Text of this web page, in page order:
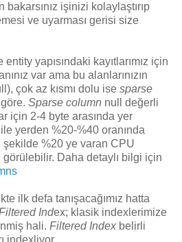
işinizi kolaylaştırıp
ve uyarması gerisi size
yapısındaki kayıtlarımız için
var ama bu alanlarınızın
çok az kısmı dolu ise sparse
Sparse column null değerli
için 2-4 byte arasında yer
ile yerden %20-%40 oranında
şekilde %20 ye varan CPU
Daha detaylı bilgi için
ilk defa tanışacağımız hatta
Index; klasik indexlerimize
hali. Filtered Index belirli